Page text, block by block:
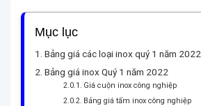
Mục lục
Bảng giá các loại inox quý 1 năm 2022
Bảng giá inox Quý 1 năm 2022
Giá cuộn inox công nghiệp
Bảng giá tấm inox công nghiệp